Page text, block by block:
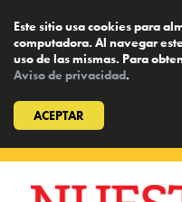
Este sitio usa cookies para
computadora. Al navegar
uso de las mismas. Para
Aviso de privacidad.
ACEPTAR
content